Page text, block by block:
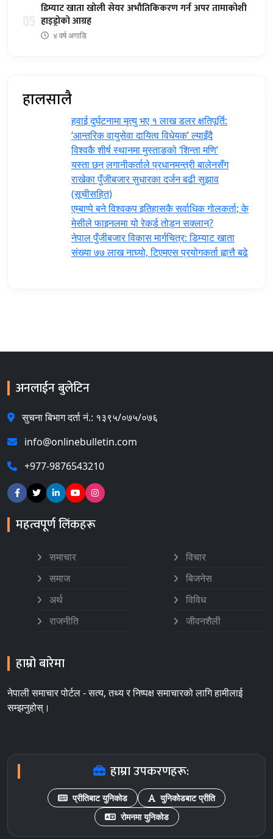
डिम्याट खाता खोली सेयर अभौतिकिकरण गर्न अपर तामाकोशी
हाइड्रोको आग्रह
४ वर्ष अगाडि
हालसालै
हवाई दुर्घटनामा मृत्यु भए १ लाख डलर क्षतिपूर्ति:
‘आन्तरिक वायुसेवा दायित्व विधेयक’ ल्याइँदै
विश्वकै शीर्ष स्थानमा मुस्ताङको ‘शिन्ता मणि’
यस्ता छन् लगानीकर्ताले प्रधानमन्त्री ‍बालेनसँग
राखेका पुँजीबजार सुधारका दर्जन बढी सुझाव
(सूचीसहित)
एम्बाप्पे बने विश्वकप इतिहासकै सर्वाधिक गोलकर्ता; के
मेसीले फाइनलमा यो रेकर्ड तोड्न सक्लान्?
नेपाल पुँजीबजार विकास मार्गचित्र: डिम्याट खाता
संख्या ७७ लाख नाघ्यो, टिएमएस प्रयोगकर्ता ह्वात्तै बढे
अनलाईन बुलेटिन
सुचना बिभाग दर्ता नं.: १३९५/०७५/०७६
info@onlinebulletin.com
+977-9876543210
महत्वपूर्ण लिंकहरू
समाचार
समाज
अर्थ
राजनीति
विचार
बिजनेस
विविध
जीवनशैली
हाम्रो बारेमा
नेपाली समाचार पोर्टल - सत्य, तथ्य र निष्पक्ष समाचारको लागि हामीलाई
सम्झनुहोस्।
हाम्रा उपकरणहरू:
प्रीतिबाट युनिकोड
युनिकोडबाट प्रीति
रोमनमा युनिकोड